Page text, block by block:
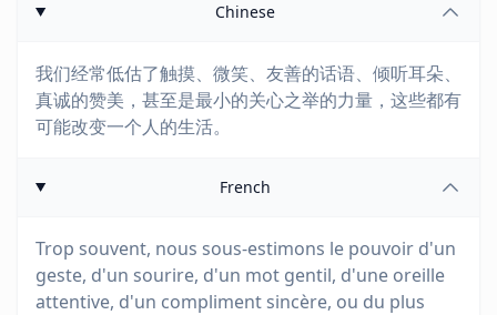
Chinese
我们经常低估了触摸、微笑、友善的话语、倾听耳朵、
真诚的赞美，甚至是最小的关心之举的力量，这些都有
可能改变一个人的生活。
French
Trop souvent, nous sous-estimons le pouvoir d'un
geste, d'un sourire, d'un mot gentil, d'une oreille
attentive, d'un compliment sincère, ou du plus